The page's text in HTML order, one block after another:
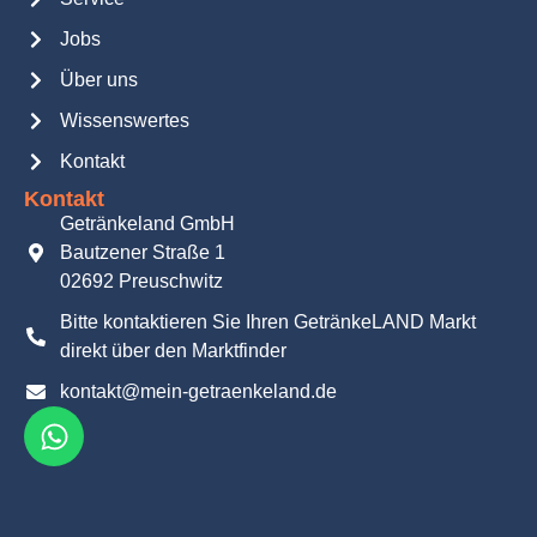
Jobs
Über uns
Wissenswertes
Kontakt
Kontakt
Getränkeland GmbH
Bautzener Straße 1
02692 Preuschwitz
Bitte kontaktieren Sie Ihren GetränkeLAND Markt
direkt über den Marktfinder
kontakt@mein-getraenkeland.de